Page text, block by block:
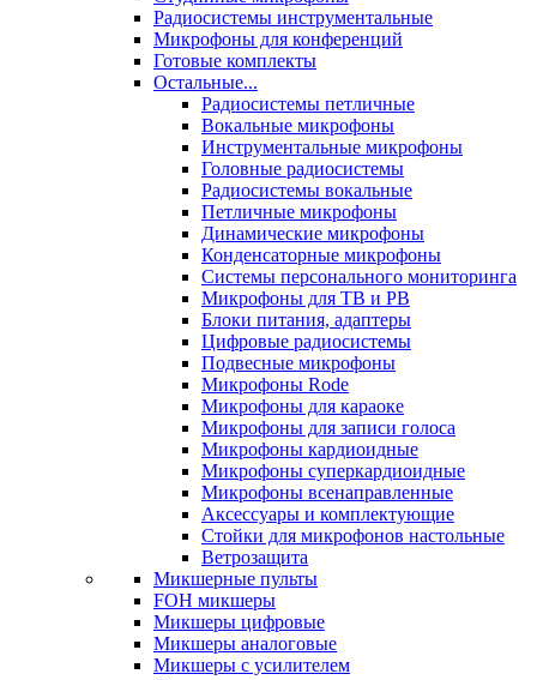
Радиосистемы инструментальные
Микрофоны для конференций
Готовые комплекты
Остальные...
Радиосистемы петличные
Вокальные микрофоны
Инструментальные микрофоны
Головные радиосистемы
Радиосистемы вокальные
Петличные микрофоны
Динамические микрофоны
Конденсаторные микрофоны
Системы персонального мониторинга
Микрофоны для ТВ и РВ
Блоки питания, адаптеры
Цифровые радиосистемы
Подвесные микрофоны
Микрофоны Rode
Микрофоны для караоке
Микрофоны для записи голоса
Микрофоны кардиоидные
Микрофоны суперкардиоидные
Микрофоны всенаправленные
Аксессуары и комплектующие
Стойки для микрофонов настольные
Ветрозащита
Микшерные пульты
FOH микшеры
Микшеры цифровые
Микшеры аналоговые
Микшеры с усилителем